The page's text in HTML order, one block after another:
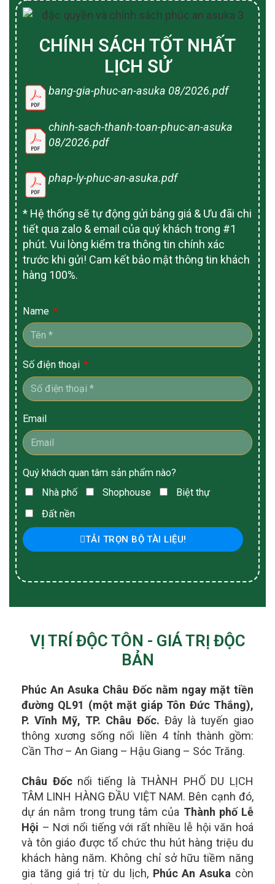
CHÍNH SÁCH TỐT NHẤT
LỊCH SỬ
bang-gia-phuc-an-asuka 08/2026.pdf
chinh-sach-thanh-toan-phuc-an-asuka
08/2026.pdf
phap-ly-phuc-an-asuka.pdf
* Hệ thống sẽ tự động gửi bảng giá & Ưu đãi chi
tiết qua zalo & email của quý khách trong #1
phút. Vui lòng kiểm tra thông tin chính xác
trước khi gửi! Cam kết bảo mật thông tin khách
hàng 100%.
Name
Số điện thoại
Email
Quý khách quan tâm sản phẩm nào?
Nhà phố
Shophouse
Biệt thự
Đất nền
TẢI TRỌN BỘ TÀI LIỆU!
VỊ TRÍ ĐỘC TÔN - GIÁ TRỊ ĐỘC
BẢN
Phúc An Asuka Châu Đốc nằm ngay mặt tiền
đường QL91 (một mặt giáp Tôn Đức Thắng),
P. Vĩnh Mỹ, TP. Châu Đốc. Đây là tuyến giao
thông xương sống nối liền 4 tỉnh thành gồm:
Cần Thơ – An Giang – Hậu Giang – Sóc Trăng.
Châu Đốcnổi tiếng là THÀNH PHỐ DU LỊCH
TÂM LINH HÀNG ĐẦU VIỆT NAM. Bên cạnh đó,
dự án nằm trong trung tâm của Thành phố Lễ
Hội – Nơi nổi tiếng với rất nhiều lễ hội văn hoá
và tôn giáo được tổ chức thu hút hàng triệu du
khách hàng năm. Không chỉ sở hữu tiềm năng
gia tăng giá trị từ du lịch, Phúc An Asuka còn